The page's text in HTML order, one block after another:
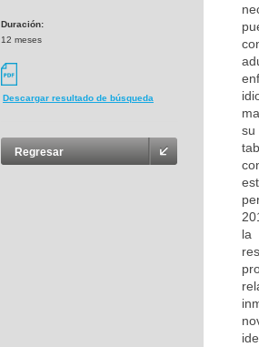
Duración:
12 meses
Descargar resultado de búsqueda
Regresar
su
la